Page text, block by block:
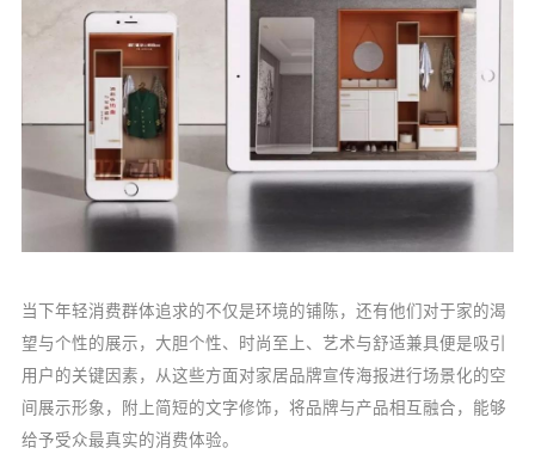
当下年轻消费群体追求的不仅是环境的铺陈，还有他们对于家的渴
望与个性的展示，大胆个性、时尚至上、艺术与舒适兼具便是吸引
用户的关键因素，从这些方面对家居品牌宣传海报进行场景化的空
间展示形象，附上简短的文字修饰，将品牌与产品相互融合，能够
给予受众最真实的消费体验。